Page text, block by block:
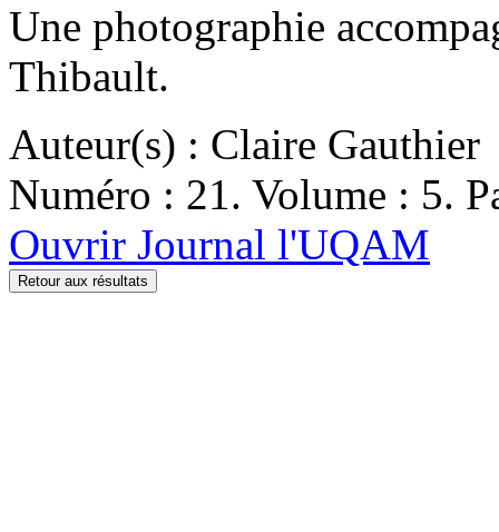
Une photographie
Thibault.
Auteur(s) : Claire Gauthier
Numéro : 21. Volume : 5.
Ouvrir Journal l'UQAM
Retour aux résultats